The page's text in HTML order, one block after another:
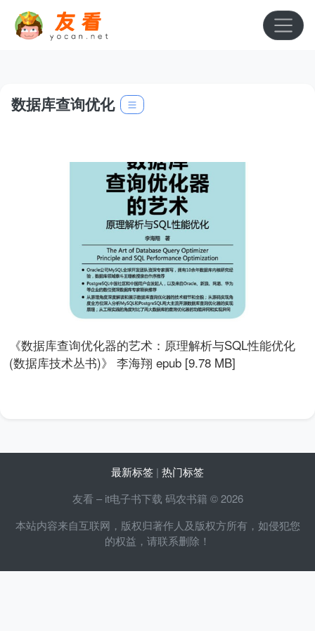
数据库查询优化
《数据库查询优化器的艺术：原理解析与SQL性能优化
(数据库技术丛书)》 李海翔 epub [9.78 MB]
最新标签 | 热门标签
友看 – it电子书下载 码农书籍 © 2026
本站内容来自互联网，版权归著作人及版权方所有，如侵犯您
的权益，请联系删除！